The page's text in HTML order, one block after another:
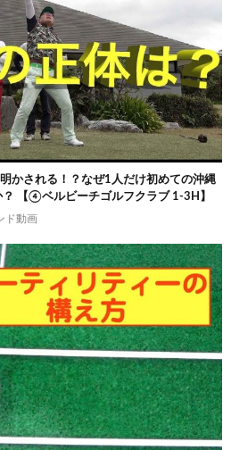
かされる！？なぜ1人だけ初めての沖縄
【④ベルビーチゴルフクラブ 1-3H】
ド動画